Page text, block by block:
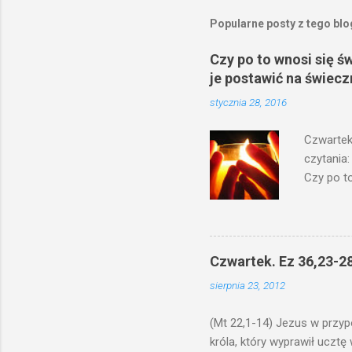
Popularne posty z tego
Czy po to wnosi się
je postawić na
stycznia 28, 2016
czytania:
Czy po
niechaj
ma. W
by je
Czwartek. Ez 36,23-
sierpnia 23, 2012
(Mt 22,1-14) Jezus w
króla, który wyprawił ucztę